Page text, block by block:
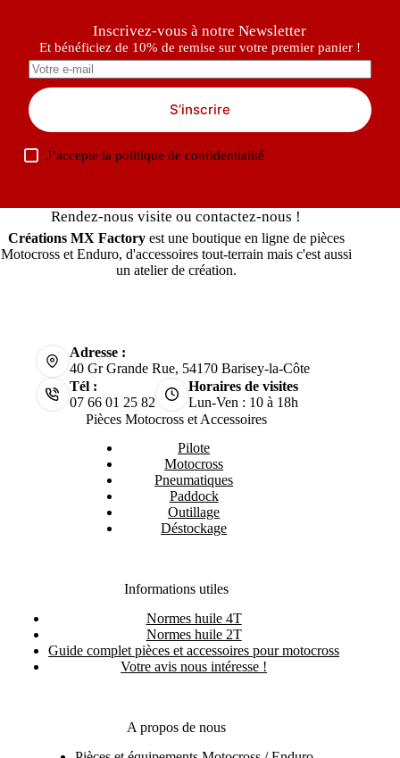
Inscrivez-vous à notre Newsletter
Et bénéficiez de 10% de remise sur votre premier panier !
S’inscrire
J’accepte lapolitique de confidentialité
Rendez-nous visite ou contactez-nous !
Créations MX Factoryest une boutique en ligne de pièces
Motocross et Enduro, d'accessoires tout-terrain mais c'est aussi
un atelier de création.
Adresse :
40 Gr Grande Rue, 54170 Barisey-la-Côte
Tél :
07 66 01 25 82
Horaires de visites
Lun-Ven : 10 à 18h
Pièces Motocross et Accessoires
Pilote
Motocross
Pneumatiques
Paddock
Outillage
Déstockage
Informations utiles
Normes huile 4T
Normes huile 2T
Guide complet pièces et accessoires pour motocross
Votre avis nous intéresse !
A propos de nous